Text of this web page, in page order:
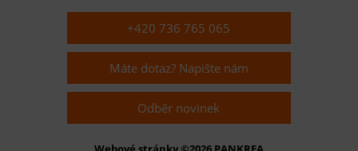
+420 736 765 065
Máte dotaz? Napište nám
Odběr novinek